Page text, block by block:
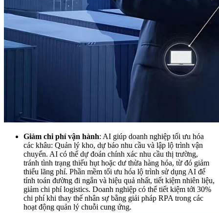
Giảm chi phí vận hành: AI giúp doanh nghiệp tối ưu hóa
các khâu: Quản lý kho, dự báo nhu cầu và lập lộ trình vận
chuyển. AI có thể dự đoán chính xác nhu cầu thị trường,
tránh tình trạng thiếu hụt hoặc dư thừa hàng hóa, từ đó giảm
thiểu lãng phí. Phần mềm tối ưu hóa lộ trình sử dụng AI để
tính toán đường đi ngắn và hiệu quả nhất, tiết kiệm nhiên liệu,
giảm chi phí logistics. Doanh nghiệp có thể tiết kiệm tới 30%
chi phí khi thay thế nhân sự bằng giải pháp RPA trong các
hoạt động quản lý chuỗi cung ứng.